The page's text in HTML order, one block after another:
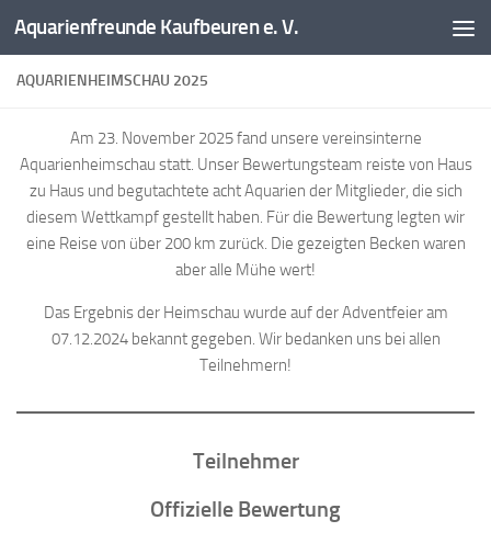
Zum Inhalt springen
Aquarienfreunde Kaufbeuren e. V.
AQUARIENHEIMSCHAU 2025
Am 23. November 2025 fand unsere vereinsinterne
Aquarienheimschau statt. Unser Bewertungsteam reiste von Haus
zu Haus und begutachtete acht Aquarien der Mitglieder, die sich
diesem Wettkampf gestellt haben. Für die Bewertung legten wir
eine Reise von über 200 km zurück. Die gezeigten Becken waren
aber alle Mühe wert!
Das Ergebnis der Heimschau wurde auf der Adventfeier am
07.12.2024 bekannt gegeben. Wir bedanken uns bei allen
Teilnehmern!
Teilnehmer
Offizielle Bewertung